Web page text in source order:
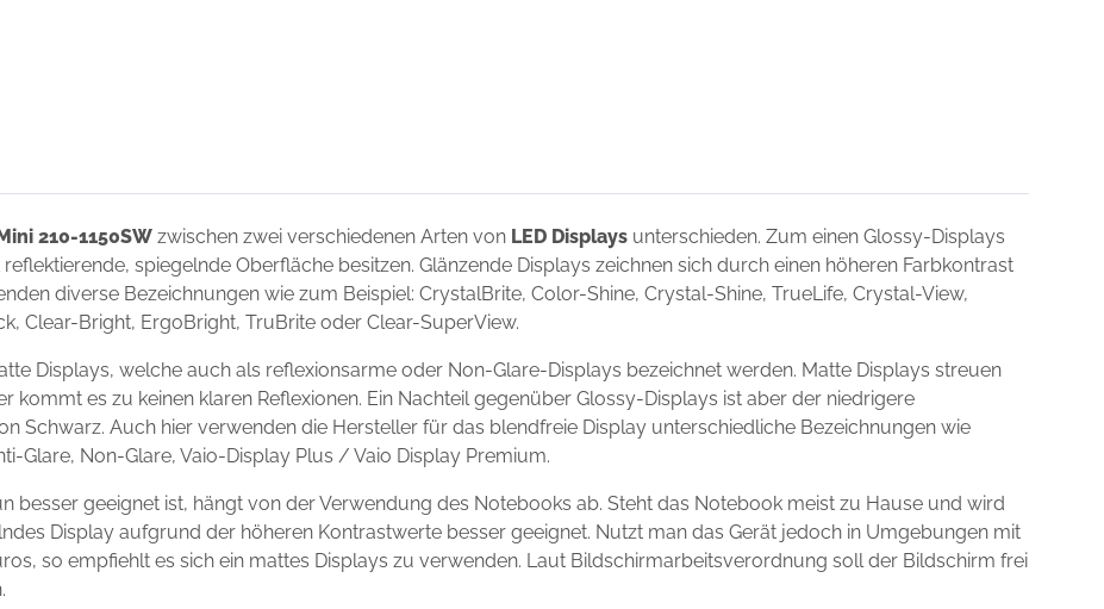
210-1150SW zwischen zwei verschiedenen Arten von LED Displays unterschieden. Zum einen Glossy-Displays
spiegelnde Oberfläche besitzen. Glänzende Displays zeichnen sich durch einen höheren Farbkontrast
diverse Bezeichnungen wie zum Beispiel: CrystalBrite, Color-Shine, Crystal-Shine, TrueLife, Crystal-View,
Clear-Bright, ErgoBright, TruBrite oder Clear-SuperView.
Displays, welche auch als reflexionsarme oder Non-Glare-Displays bezeichnet werden. Matte Displays streuen
kommt es zu keinen klaren Reflexionen. Ein Nachteil gegenüber Glossy-Displays ist aber der niedrigere
Schwarz. Auch hier verwenden die Hersteller für das blendfreie Display unterschiedliche Bezeichnungen wie
Glare, Non-Glare, Vaio-Display Plus / Vaio Display Premium.
besser geeignet ist, hängt von der Verwendung des Notebooks ab. Steht das Notebook meist zu Hause und wird
Display aufgrund der höheren Kontrastwerte besser geeignet. Nutzt man das Gerät jedoch in Umgebungen mit
so empfiehlt es sich ein mattes Displays zu verwenden. Laut Bildschirmarbeitsverordnung soll der Bildschirm frei